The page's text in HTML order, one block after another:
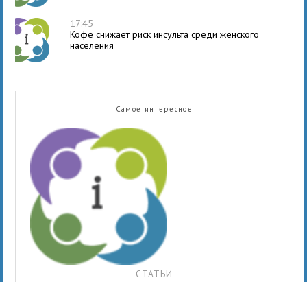
17:45
Кофе снижает риск инсульта среди женского
населения
Самое интересное
СТАТЬИ